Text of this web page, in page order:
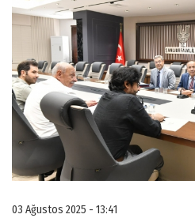
03 Ağustos 2025 - 13:41